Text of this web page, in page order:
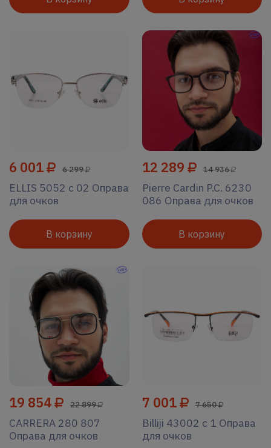
6 001 6 299
ELLIS 5052 c 02 Оправа
для очков
В корзину
12 289 14 936
Pierre Cardin P.C. 6230
086 Оправа для очков
В корзину
19 854 22 899
CARRERA 280 807
Оправа для очков
7 001 7 650
Billiji 43002 c 1 Оправа
для очков